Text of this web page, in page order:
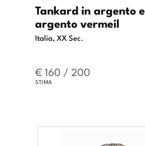
Tankard in argento e
argento vermeil
Italia, XX Sec.
€ 160 / 200
STIMA